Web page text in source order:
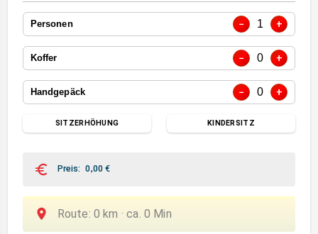
Personen − 1 +
Koffer − 0 +
Handgepäck − 0 +
SITZERHÖHUNG KINDERSITZ
Preis: 0,00€
Route: 0 km ·ca. 0 Min